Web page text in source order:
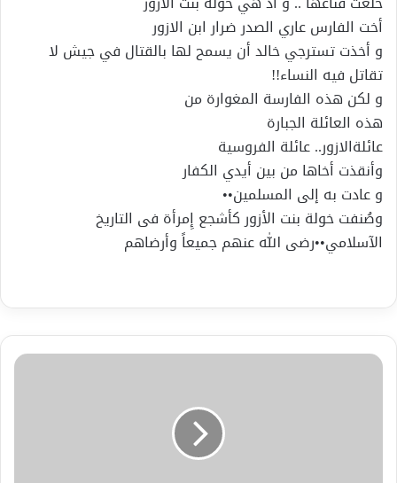
أخت الفارس عاري الصدر ضرار ابن الازور
و أخذت تسترجي خالد أن يسمح لها بالقتال في جيش لا
تقاتل فيه النساء!!
و لكن هذه الفارسة المغوارة من
هذه العائلة الجبارة
عائلةالازور.. عائلة الفروسية
وأنقذت أخاها من بين أيدي الكفار
و عادت به إلى المسلمين••
وصُنفت خولة بنت الأزور كأشجع إِمرأة فى التاريخ
الآسلامي••رضى الله عنهم جميعاً وأرضاهم
أ.